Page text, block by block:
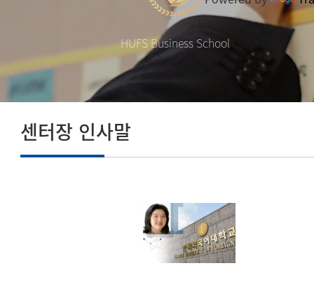
HUFS Business School
센터장 인사말
설립목적